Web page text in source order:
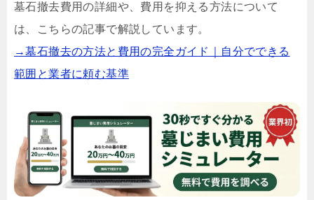
墓石撤去費用の詳細や、費用を抑える方法について
は、こちらの記事で解説しています。
→墓石撤去の方法と費用の完全ガイド｜自分でできる
範囲と業者に頼む基準